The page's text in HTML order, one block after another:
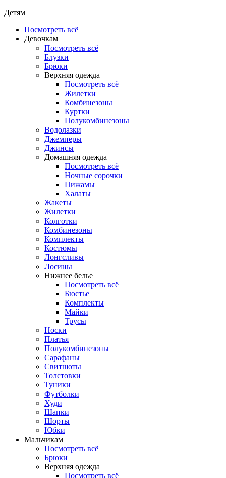
Детям
Посмотреть всё
Девочкам
Посмотреть всё
Блузки
Брюки
Верхняя одежда
Посмотреть всё
Жилетки
Комбинезоны
Куртки
Полукомбинезоны
Водолазки
Джемперы
Джинсы
Домашняя одежда
Посмотреть всё
Ночные сорочки
Пижамы
Халаты
Жакеты
Жилетки
Колготки
Комбинезоны
Комплекты
Костюмы
Лонгсливы
Лосины
Нижнее белье
Посмотреть всё
Бюстье
Комплекты
Майки
Трусы
Носки
Платья
Полукомбинезоны
Сарафаны
Свитшоты
Толстовки
Туники
Футболки
Худи
Шапки
Шорты
Юбки
Мальчикам
Посмотреть всё
Брюки
Верхняя одежда
Посмотреть всё